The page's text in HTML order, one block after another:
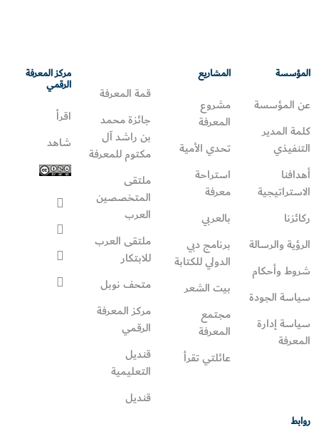
المؤسسة
عن المؤسسة
كلمة المدير
التنفيذي
أهدافنا
الاستراتيجية
ركائزنا
الرؤية والرسالة
شروط وأحكام
سياسة الجودة
سياسة إدارة
المعرفة
المشاريع
مشروع
المعرفة
تحدي الأمية
استراحة
معرفة
بالعربي
برنامج دبي
الدولي للكتابة
بيت الشعر
مجتمع
المعرفة
عائلتي تقرأ‎
قمة المعرفة
جائزة محمد
بن راشد آل
مكتوم للمعرفة
ملتقى
المتخصصين
العرب
ملتقى العرب
للابتكار
متحف نوبل
مركز المعرفة
الرقمي
قنديل
التعليمية
قنديل
مركز المعرفة
الرقمي
اقرأ
شاهد
روابط